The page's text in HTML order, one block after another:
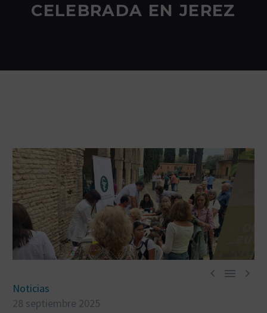
CELEBRADA EN JEREZ
  
Noticias
28 septiembre 2025